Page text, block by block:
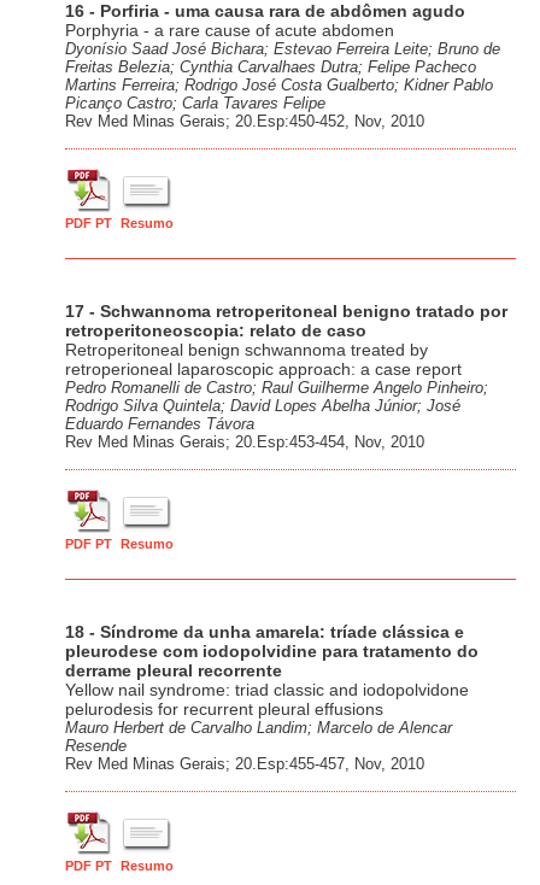
16 - Porfiria - uma causa rara de abdômen agudo
Porphyria - a rare cause of acute abdomen
Dyonísio Saad José Bichara; Estevao Ferreira Leite; Bruno de
Freitas Belezia; Cynthia Carvalhaes Dutra; Felipe Pacheco
Martins Ferreira; Rodrigo José Costa Gualberto; Kidner Pablo
Picanço Castro; Carla Tavares Felipe
Rev Med Minas Gerais; 20.Esp:450-452, Nov, 2010
PDF PT Resumo
17 - Schwannoma retroperitoneal benigno tratado por
retroperitoneoscopia: relato de caso
Retroperitoneal benign schwannoma treated by
retroperioneal laparoscopic approach: a case report
Pedro Romanelli de Castro; Raul Guilherme Angelo Pinheiro;
Rodrigo Silva Quintela; David Lopes Abelha Júnior; José
Eduardo Fernandes Távora
Rev Med Minas Gerais; 20.Esp:453-454, Nov, 2010
PDF PT Resumo
18 - Síndrome da unha amarela: tríade clássica e
pleurodese com iodopolvidine para tratamento do
derrame pleural recorrente
Yellow nail syndrome: triad classic and iodopolvidone
pelurodesis for recurrent pleural effusions
Mauro Herbert de Carvalho Landim; Marcelo de Alencar
Resende
Rev Med Minas Gerais; 20.Esp:455-457, Nov, 2010
PDF PT Resumo